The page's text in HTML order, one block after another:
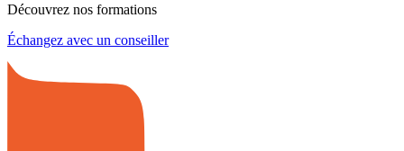
Découvrez nos formations
Échangez avec un conseiller